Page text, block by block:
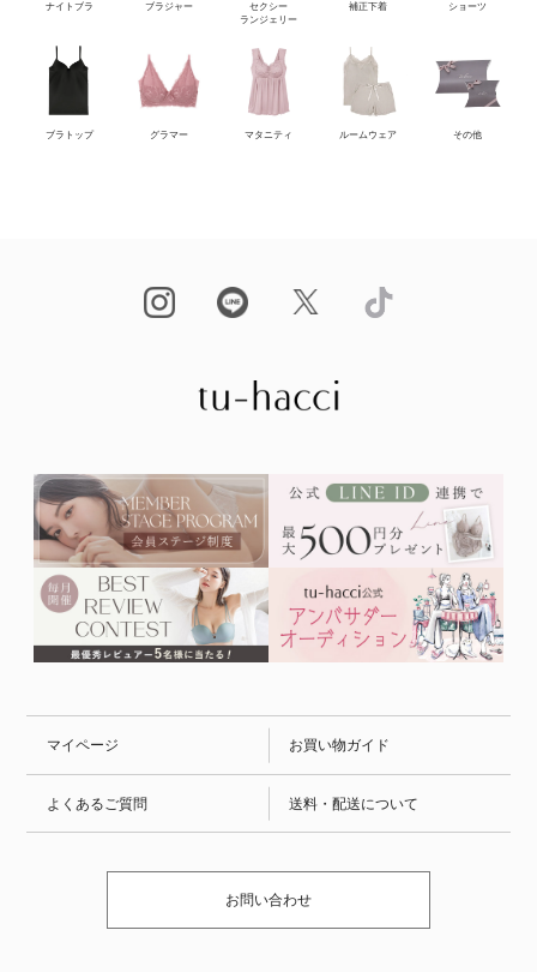
ナイトブラ ブラジャー
セクシー
ランジェリー
補正下着 ショーツ
ブラトップ グラマー マタニティ ルームウェア その他
マイページ お買い物ガイド
よくあるご質問 送料・配送について
お問い合わせ